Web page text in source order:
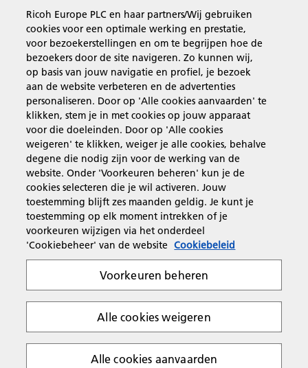
Business Solutions
Producten en services
Support en contact
Inspiratie
Volg Ricoh
Algemene voorwaarden
Cookiebeleid
Algemene voorwaarden website
Ricoh Europe PLC en haar partners/Wij gebruiken
cookies voor een optimale werking en prestatie,
voor bezoekerstellingen en om te begrijpen hoe de
bezoekers door de site navigeren. Zo kunnen wij,
op basis van jouw navigatie en profiel, je bezoek
aan de website verbeteren en de advertenties
personaliseren. Door op 'Alle cookies aanvaarden' te
klikken, stem je in met cookies op jouw apparaat
voor die doeleinden. Door op 'Alle cookies
weigeren' te klikken, weiger je alle cookies, behalve
degene die nodig zijn voor de werking van de
website. Onder 'Voorkeuren beheren' kun je de
cookies selecteren die je wil activeren. Jouw
toestemming blijft zes maanden geldig. Je kunt je
toestemming op elk moment intrekken of je
voorkeuren wijzigen via het onderdeel
'Cookiebeheer' van de website Cookiebeleid
Voorkeuren beheren
Alle cookies weigeren
Alle cookies aanvaarden